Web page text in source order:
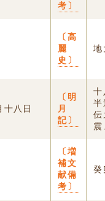
考〕
〔高
麗
史〕
地
十八日
〔明
月
記〕
十
半
伝
震
〔増
補文
献備
考〕
癸